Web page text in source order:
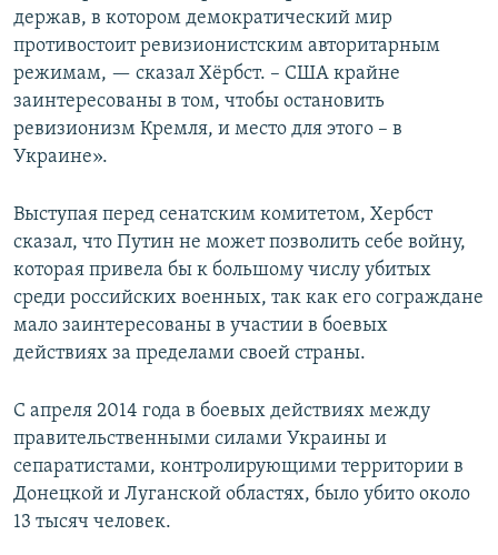
держав, в котором демократический мир
противостоит ревизионистским авторитарным
режимам, — сказал Хёрбст. – США крайне
заинтересованы в том, чтобы остановить
ревизионизм Кремля, и место для этого – в
Украине».
Выступая перед сенатским комитетом, Хербст
сказал, что Путин не может позволить себе войну,
которая привела бы к большому числу убитых
среди российских военных, так как его сограждане
мало заинтересованы в участии в боевых
действиях за пределами своей страны.
С апреля 2014 года в боевых действиях между
правительственными силами Украины и
сепаратистами, контролирующими территории в
Донецкой и Луганской областях, было убито около
13 тысяч человек.